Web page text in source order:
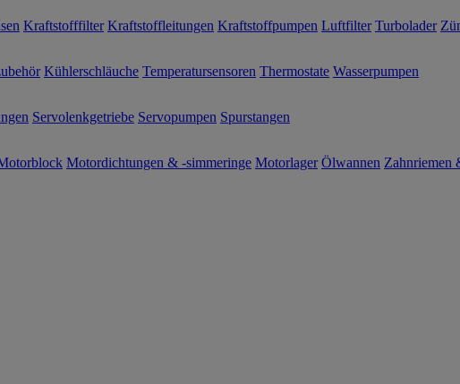
Kraftstofffilter Kraftstoffleitungen Kraftstoffpumpen Luftfilter Turbolader
Kühlerschläuche Temperatursensoren Thermostate Wasserpumpen
Servolenkgetriebe Servopumpen Spurstangen
Motordichtungen & -simmeringe Motorlager Ölwannen Zahnriemen